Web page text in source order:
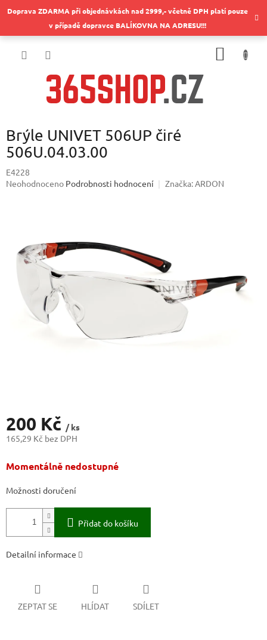
naDoprava ZDARMA při objednávkách nad 2999,- včetně DPH platí pouze
v případě dopravce BALÍKOVNA NA ADRESU!!!
Brýle UNIVET 506UP čiré
506U.04.03.00
E4228
Průměrné
hvězdiček.
Neohodnoceno Podrobnosti hodnocení Značka:ARDON
200 Kč / ks
165,29 Kč bez DPH
cena:
Momentálně nedostupné
Možnosti doručení
Přidat do košíku
Detailní informace
ZEPTAT SE HLÍDAT SDÍLET